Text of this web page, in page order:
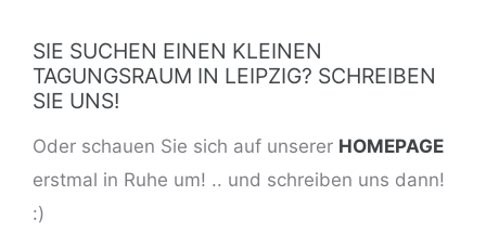
SIE SUCHEN EINEN KLEINEN
TAGUNGSRAUM IN LEIPZIG? SCHREIBEN
SIE UNS!
Oder schauen Sie sich auf unserer HOMEPAGE
erstmal in Ruhe um! .. und schreiben uns dann!
:)